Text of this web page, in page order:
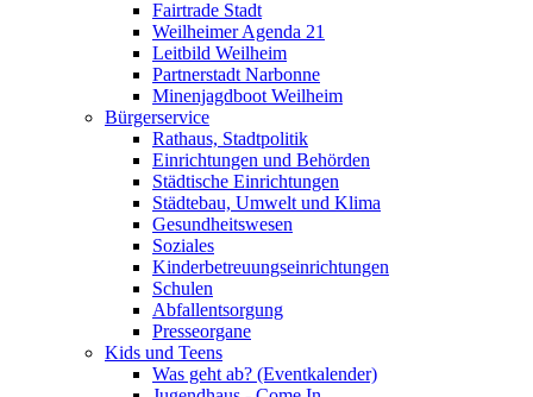
Fairtrade Stadt
Weilheimer Agenda 21
Leitbild Weilheim
Partnerstadt Narbonne
Minenjagdboot Weilheim
Bürgerservice
Rathaus, Stadtpolitik
Einrichtungen und Behörden
Städtische Einrichtungen
Städtebau, Umwelt und Klima
Gesundheitswesen
Soziales
Kinderbetreuungseinrichtungen
Schulen
Abfallentsorgung
Presseorgane
Kids und Teens
Was geht ab? (Eventkalender)